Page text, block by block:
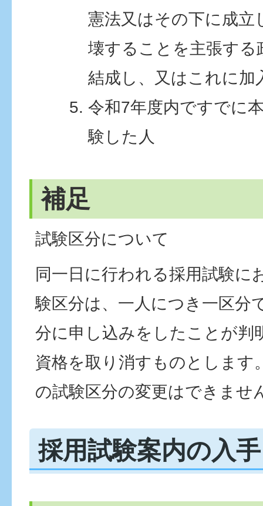
憲法又はその下に成立
壊することを主張する
結成し、又はこれに加
令和7年度内ですでに
験した人
補足
試験区分について
同一日に行われる採用試験に
験区分は、一人につき一区分
分に申し込みをしたことが判
資格を取り消すものとします
の試験区分の変更はできませ
採用試験案内の入手